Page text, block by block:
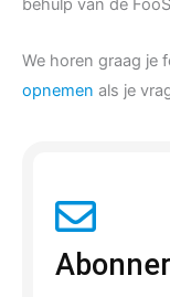
behulp van de
We horen graag je
opnemen als je